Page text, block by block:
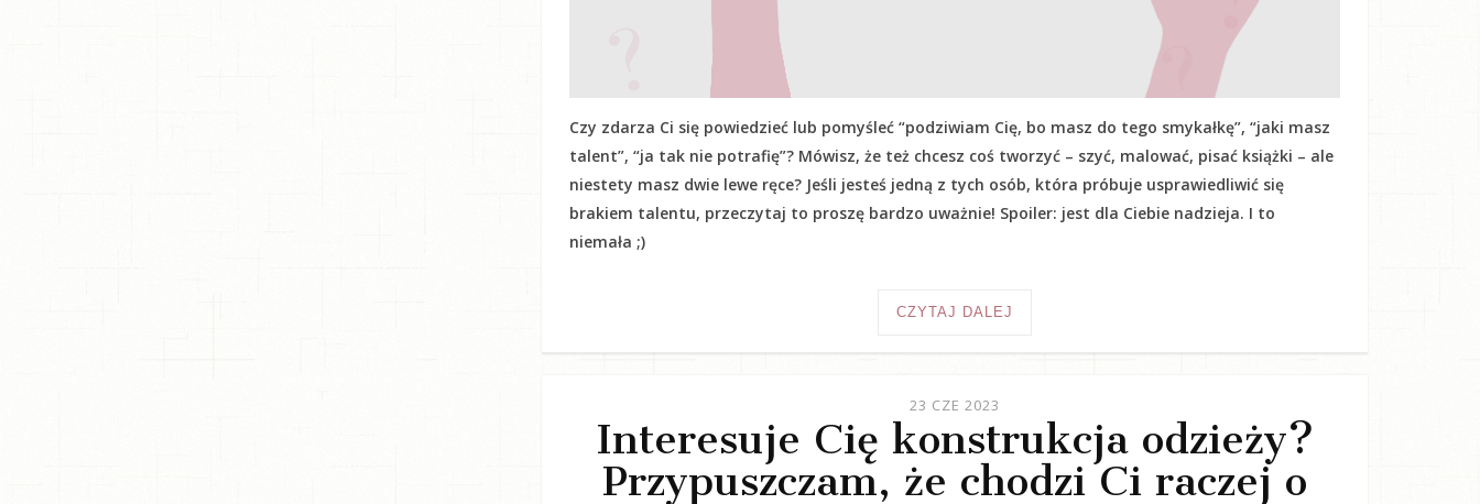
Czy zdarza Ci się powiedzieć lub pomyśleć “podziwiam Cię, bo masz do tego smykałkę”, “jaki masz
talent”, “ja tak nie potrafię”? Mówisz, że też chcesz coś tworzyć – szyć, malować, pisać książki – ale
niestety masz dwie lewe ręce? Jeśli jesteś jedną z tych osób, która próbuje usprawiedliwić się
brakiem talentu, przeczytaj to proszę bardzo uważnie! Spoiler: jest dla Ciebie nadzieja. I to
niemała ;)
CZYTAJ DALEJ
23 CZE 2023
Interesuje Cię konstrukcja odzieży?
Przypuszczam, że chodzi Ci raczej o